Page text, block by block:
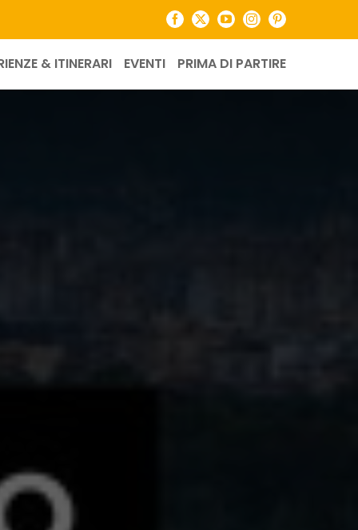
Facebook
X YouTubeInstagramPinterest
& ITINERARI EVENTI PRIMA DI PARTIRE